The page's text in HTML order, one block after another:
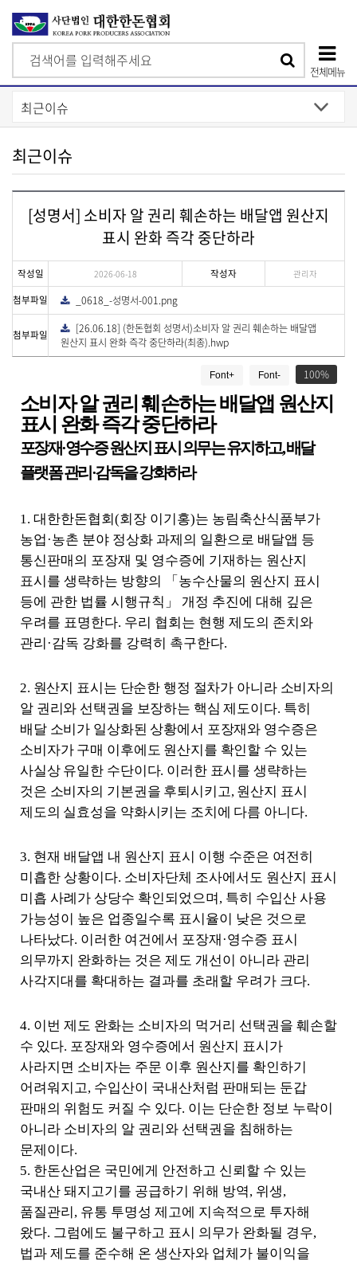
색
전체메뉴
상
단
모
바
일
최근이슈
상
세
로
작
작
성
부
내
을
제
공
다
[성명서] 소비자 알 권리 훼손하는 배달앱 원산지
표시 완화 즉각 중단하라
작성일 2026-06-18 작성자 관리자
첨부파일
다
드
_0618_-성명서-001.png
첨부파일
다
운
로
드
[26.06.18] (한돈협회 성명서)소비자 알 권리 훼손하는 배달앱
원산지 표시 완화 즉각 중단하라(최종).hwp
100
Font+ Font-
소비자 알 권리 훼손하는 배달앱 원산지
표시 완화 즉각 중단하라
포장재·영수증 원산지 표시 의무는 유지하고,배달
플랫폼 관리 ·감독을 강화하라
1. 대한한돈협회 (회장 이기홍)는 농림축산식품부가
농업 ·농촌 분야 정상화 과제의 일환으로 배달앱 등
통신판매의 포장재 및 영수증에 기재하는 원산지
표시를 생략하는 방향의
「 농수산물의 원산지 표시
등에 관한 법률 시행규칙 」 개정 추진에 대해 깊은
우려를 표명한다. 우리 협회는 현행 제도의 존치와
관리 ·감독 강화를 강력히 촉구한다.
2. 원산지 표시는 단순한 행정 절차가 아니라 소비자의
알 권리와 선택권을 보장하는 핵심 제도이다. 특히
배달 소비가 일상화된 상황에서 포장재와 영수증은
소비자가 구매 이후에도 원산지를 확인할 수 있는
사실상 유일한 수단이다. 이러한 표시를 생략하는
것은 소비자의 기본권을 후퇴시키고, 원산지 표시
제도의 실효성을 약화시키는 조치에 다름 아니다.
3. 현재 배달앱 내 원산지 표시 이행 수준은 여전히
미흡한 상황이다. 소비자단체 조사에서도 원산지 표시
미흡 사례가 상당수 확인되었으며 , 특히 수입산 사용
가능성이 높은 업종일수록 표시율이 낮은 것으로
나타났다. 이러한 여건에서 포장재 ·영수증 표시
의무까지 완화하는 것은 제도 개선이 아니라 관리
사각지대를 확대하는 결과를 초래할 우려가 크다.
4. 이번 제도 완화는 소비자의 먹거리 선택권을 훼손할
수 있다. 포장재와 영수증에서 원산지 표시가
사라지면 소비자는 주문 이후 원산지를 확인하기
어려워지고, 수입산이 국내산처럼 판매되는 둔갑
판매의 위험도 커질 수 있다. 이는 단순한 정보 누락이
아니라 소비자의 알 권리와 선택권을 침해하는
문제이다.
5. 한돈산업은 국민에게 안전하고 신뢰할 수 있는
국내산 돼지고기를 공급하기 위해 방역, 위생,
품질관리 , 유통 투명성 제고에 지속적으로 투자해
왔다. 그럼에도 불구하고 표시 의무가 완화될 경우,
법과 제도를 준수해 온 생산자와 업체가 불이익을